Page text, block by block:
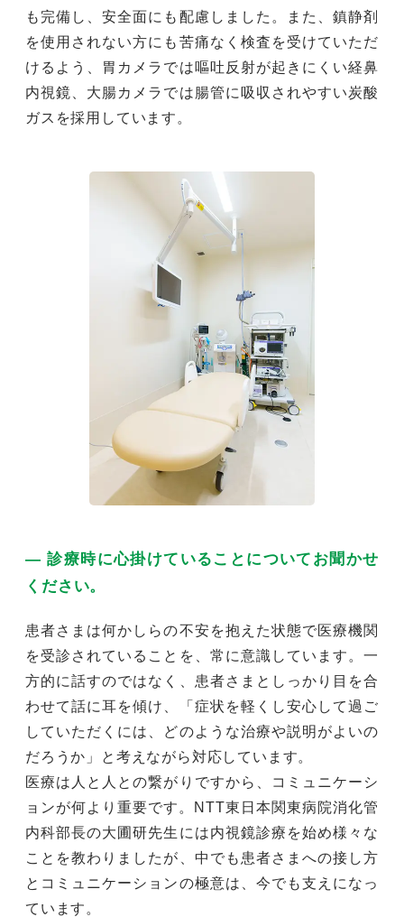
も完備し、安全面にも配慮しました。また、鎮静剤
を使用されない方にも苦痛なく検査を受けていただ
けるよう、胃カメラでは嘔吐反射が起きにくい経鼻
内視鏡、大腸カメラでは腸管に吸収されやすい炭酸
ガスを採用しています。
― 診療時に心掛けていることについてお聞かせ
ください。
患者さまは何かしらの不安を抱えた状態で医療機関
を受診されていることを、常に意識しています。一
方的に話すのではなく、患者さまとしっかり目を合
わせて話に耳を傾け、「症状を軽くし安心して過ご
していただくには、どのような治療や説明がよいの
だろうか」と考えながら対応しています。
医療は人と人との繋がりですから、コミュニケーシ
ョンが何より重要です。NTT東日本関東病院消化管
内科部長の大圃研先生には内視鏡診療を始め様々な
ことを教わりましたが、中でも患者さまへの接し方
とコミュニケーションの極意は、今でも支えになっ
ています。